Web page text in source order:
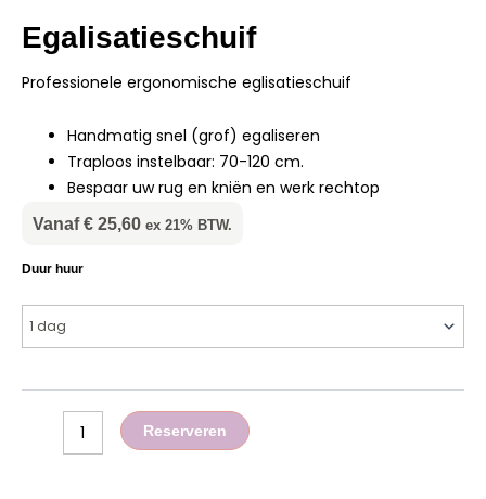
Egalisatieschuif
Professionele ergonomische eglisatieschuif
Handmatig snel (grof) egaliseren
Traploos instelbaar: 70-120 cm.
Bespaar uw rug en kniën en werk rechtop
Vanaf € 25,60 ex 21% BTW.
Duur huur
aantal
Reserveren